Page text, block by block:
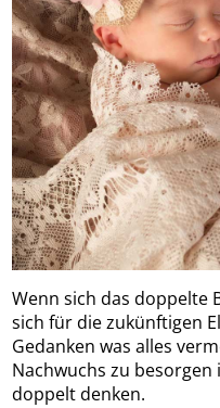
Wenn sich das doppelte
sich für die zukünftigen
Gedanken was alles
Nachwuchs zu
doppelt denken.